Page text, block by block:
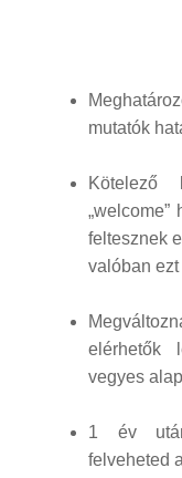
mutatók
Kötelező
feltesznek
valóban ezt
elérhetők
vegyes
1 év
felveheted